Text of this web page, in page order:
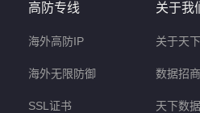
高防专线
海外高防IP
海外无限防御
SSL证书
关于我
关于天
数据招
天下数